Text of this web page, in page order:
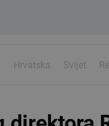
Hrvatska Svijet